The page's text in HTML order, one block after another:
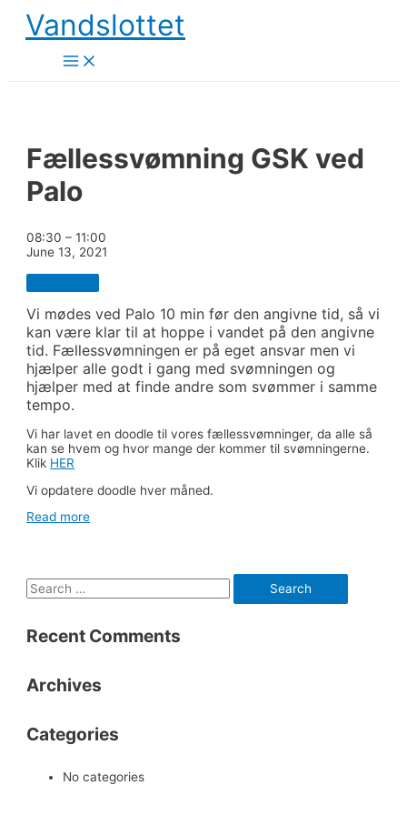
Skip
content
Vandslottet
Main
Menu
Fællessvømning GSK ved
Palo
Fællessvømning
GSK
Palo
08:30 –11:00
June 13, 2021
Vi mødes ved Palo 10 min før den angivne tid, så vi
kan være klar til at hoppe i vandet på den angivne
tid. Fællessvømningen er på eget ansvar men vi
hjælper alle godt i gang med svømningen og
hjælper med at finde andre som svømmer i samme
tempo.
Vi har lavet en doodle til vores fællessvømninger, da alle så
kan se hvem og hvor mange der kommer til svømningerne.
Klik HER
Vi opdatere doodle hver måned.
Read more
S
a
c
f
Recent Comments
Archives
Categories
No categories